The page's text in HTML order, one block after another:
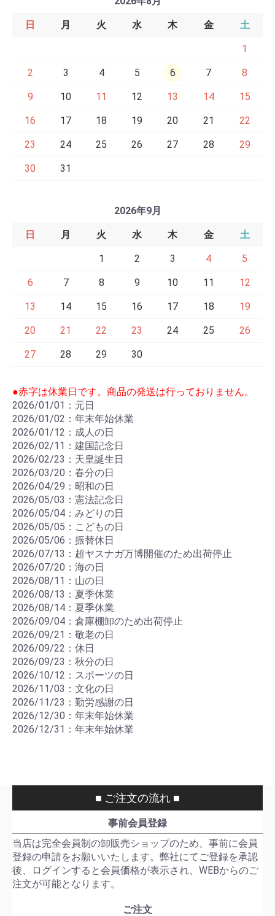
日 月 火 水 木 金 土
1
2 3 4 5 6 7 8
9 10 11 12 13 14 15
16 17 18 19 20 21 22
23 24 25 26 27 28 29
30 31
2026年9月
日 月 火 水 木 金 土
1 2 3 4 5
6 7 8 9 10 11 12
13 14 15 16 17 18 19
20 21 22 23 24 25 26
27 28 29 30
●赤字は休業日です。商品の発送は行っておりません。
2026/01/01：元日
2026/01/02：年末年始休業
2026/01/12：成人の日
2026/02/11：建国記念日
2026/02/23：天皇誕生日
2026/03/20：春分の日
2026/04/29：昭和の日
2026/05/03：憲法記念日
2026/05/04：みどりの日
2026/05/05：こどもの日
2026/05/06：振替休日
2026/07/13：超ヤスナガ万博開催のため出荷停止
2026/07/20：海の日
2026/08/11：山の日
2026/08/13：夏季休業
2026/08/14：夏季休業
2026/09/04：倉庫棚卸のため出荷停止
2026/09/21：敬老の日
2026/09/22：休日
2026/09/23：秋分の日
2026/10/12：スポーツの日
2026/11/03：文化の日
2026/11/23：勤労感謝の日
2026/12/30：年末年始休業
2026/12/31：年末年始休業
■ ご注文の流れ ■
事前会員登録
当店は完全会員制の卸販売ショップのため、事前に会員
登録の申請をお願いいたします。弊社にてご登録を承認
後、ログインすると会員価格が表示され、WEBからのご
注文が可能となります。
ご注文